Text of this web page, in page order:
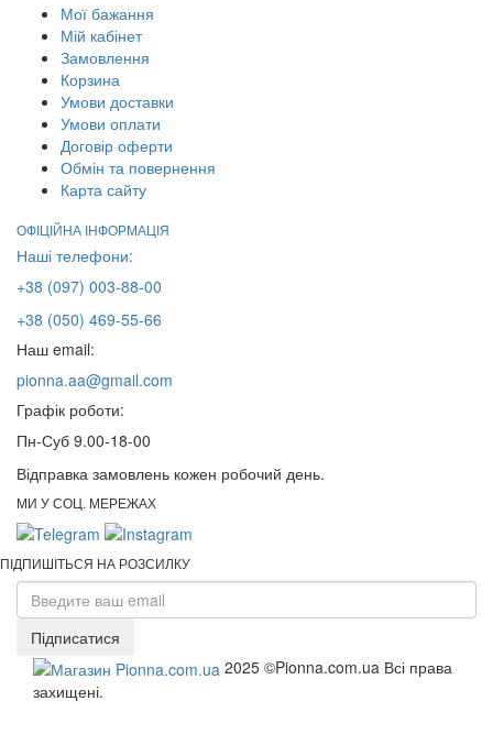
Мої бажання
Мій кабінет
Замовлення
Корзина
Умови доставки
Умови оплати
Договір оферти
Обмін та повернення
Карта сайту
ОФІЦІЙНА ІНФОРМАЦІЯ
Наші телефони:
+38 (097) 003-88-00
+38 (050) 469-55-66
Наш email:
pionna.aa@gmail.com
Графік роботи:
Пн-Суб 9.00-18-00
Відправка замовлень кожен робочий день.
МИ У СОЦ. МЕРЕЖАХ
ПІДПИШІТЬСЯ НА РОЗСИЛКУ
Підписатися
2025 ©Pionna.com.ua Всі права
захищені.